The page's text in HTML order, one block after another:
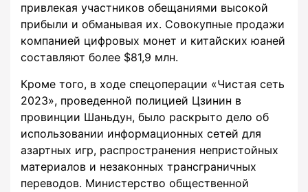
привлекая участников обещаниями высокой
прибыли и обманывая их. Совокупные продажи
компанией цифровых монет и китайских юаней
составляют более $81,9 млн.
Кроме того, в ходе спецоперации «Чистая сеть
2023», проведенной полицией Цзинин в
провинции Шаньдун, было раскрыто дело об
использовании информационных сетей для
азартных игр, распространения непристойных
материалов и незаконных трансграничных
переводов. Министерство общественной